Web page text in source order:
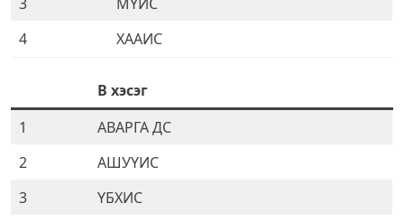
3
МҮИС
4
ХААИС
B хэсэг
1
АВАРГА ДС
2
АШУҮИС
3
ҮБХИС